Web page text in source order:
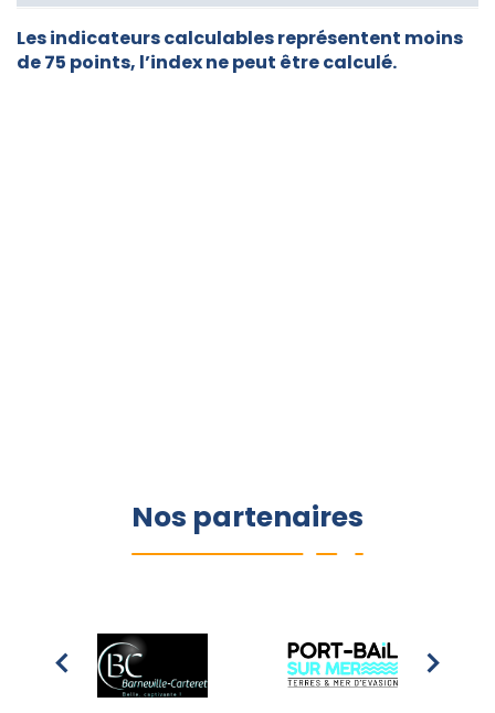
Les indicateurs calculables représentent moins
de 75 points, l’index ne peut être calculé.
Nos partenaires